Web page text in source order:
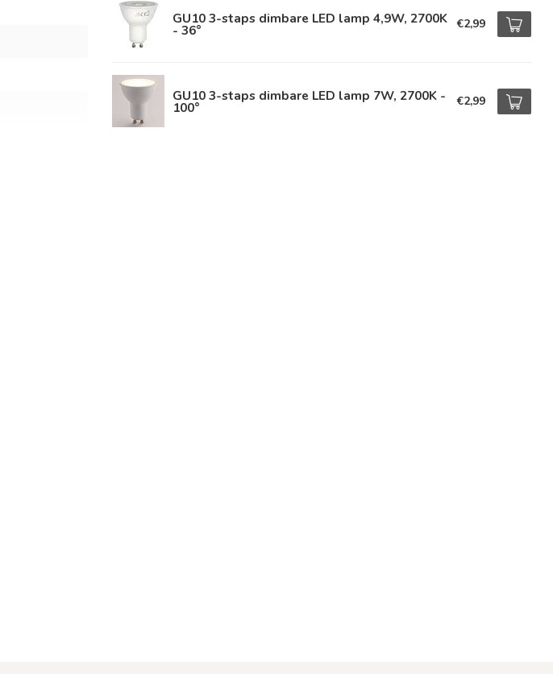
GU10 3-staps dimbare LED lamp 4,9W, 2700K
- 36° €2,99
GU10 3-staps dimbare LED lamp 7W, 2700K -
100° €2,99